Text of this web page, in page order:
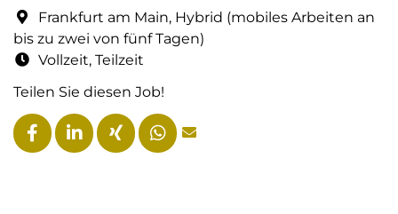
Frankfurt am Main, Hybrid (mobiles Arbeiten an
bis zu zwei von fünf Tagen)
Vollzeit, Teilzeit
Teilen Sie diesen Job!